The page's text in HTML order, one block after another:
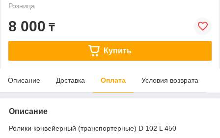
Розница
8 000 ₸
Купить
Описание Доставка Оплата Условия возврата
Описание
Ролики конвейерный (транспортерные) D 102 L 450